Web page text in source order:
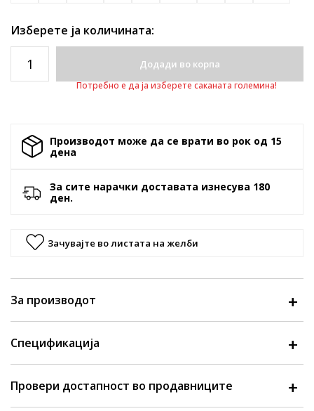
Изберете ја количината:
Додади во корпа
Потребно е да ја изберете саканата големина!
Производот може да се врати во рок од 15
денa
За сите нарачки доставата изнесува 180
ден.
Зачувајте во листата на желби
За производот
Спецификација
Провери достапност во продавниците